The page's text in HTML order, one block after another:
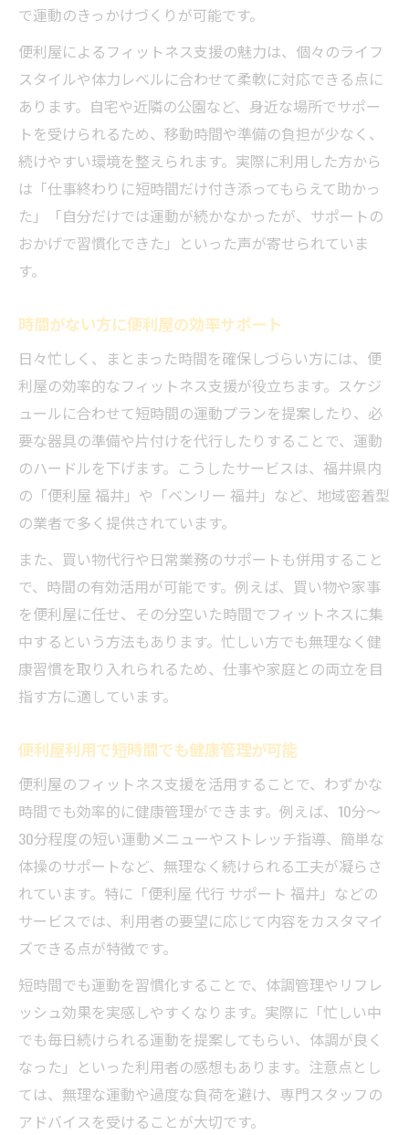
で運動のきっかけづくりが可能です。
便利屋によるフィットネス支援の魅力は、個々のライフ
スタイルや体力レベルに合わせて柔軟に対応できる点に
あります。自宅や近隣の公園など、身近な場所でサポー
トを受けられるため、移動時間や準備の負担が少なく、
続けやすい環境を整えられます。実際に利用した方から
は「仕事終わりに短時間だけ付き添ってもらえて助かっ
た」「自分だけでは運動が続かなかったが、サポートの
おかげで習慣化できた」といった声が寄せられていま
す。
時間がない方に便利屋の効率サポート
日々忙しく、まとまった時間を確保しづらい方には、便
利屋の効率的なフィットネス支援が役立ちます。スケジ
ュールに合わせて短時間の運動プランを提案したり、必
要な器具の準備や片付けを代行したりすることで、運動
のハードルを下げます。こうしたサービスは、福井県内
の「便利屋 福井」や「ベンリー 福井」など、地域密着型
の業者で多く提供されています。
また、買い物代行や日常業務のサポートも併用すること
で、時間の有効活用が可能です。例えば、買い物や家事
を便利屋に任せ、その分空いた時間でフィットネスに集
中するという方法もあります。忙しい方でも無理なく健
康習慣を取り入れられるため、仕事や家庭との両立を目
指す方に適しています。
便利屋利用で短時間でも健康管理が可能
便利屋のフィットネス支援を活用することで、わずかな
時間でも効率的に健康管理ができます。例えば、10分～
30分程度の短い運動メニューやストレッチ指導、簡単な
体操のサポートなど、無理なく続けられる工夫が凝らさ
れています。特に「便利屋 代行 サポート 福井」などの
サービスでは、利用者の要望に応じて内容をカスタマイ
ズできる点が特徴です。
短時間でも運動を習慣化することで、体調管理やリフレ
ッシュ効果を実感しやすくなります。実際に「忙しい中
でも毎日続けられる運動を提案してもらい、体調が良く
なった」といった利用者の感想もあります。注意点とし
ては、無理な運動や過度な負荷を避け、専門スタッフの
アドバイスを受けることが大切です。